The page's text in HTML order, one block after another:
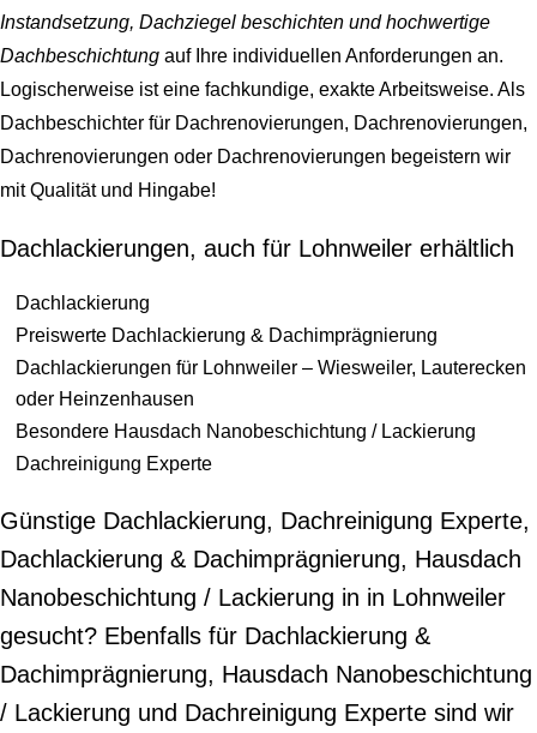
Instandsetzung, Dachziegel beschichten und hochwertige
Dachbeschichtung auf Ihre individuellen Anforderungen an.
Logischerweise ist eine fachkundige, exakte Arbeitsweise. Als
Dachbeschichter für Dachrenovierungen, Dachrenovierungen,
Dachrenovierungen oder Dachrenovierungen begeistern wir
mit Qualität und Hingabe!
Dachlackierungen, auch für Lohnweiler erhältlich
Dachlackierung
Preiswerte Dachlackierung & Dachimprägnierung
Dachlackierungen für Lohnweiler – Wiesweiler, Lauterecken
oder Heinzenhausen
Besondere Hausdach Nanobeschichtung / Lackierung
Dachreinigung Experte
Günstige Dachlackierung, Dachreinigung Experte,
Dachlackierung & Dachimprägnierung, Hausdach
Nanobeschichtung / Lackierung in in Lohnweiler
gesucht? Ebenfalls für Dachlackierung &
Dachimprägnierung, Hausdach Nanobeschichtung
/ Lackierung und Dachreinigung Experte sind wir